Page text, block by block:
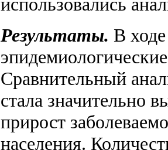
использовались
Результаты. В
Сравнительный
стала значительно
прирост
населения.